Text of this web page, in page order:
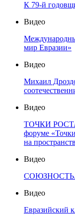
К 79-й
Видео
мир Евразии»
Видео
Михаил
Видео
ТОЧКИ
форуме
на
Видео
СОЮЗНОСТЬ. К
Видео
Евразийский